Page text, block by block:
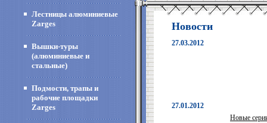
Лестницы алюминиевые
Zarges
Вышки-туры
(алюминиевые и
стальные)
Подмости, трапы и
рабочие площадки
Zarges
Новости
27.03.2012
27.01.2012
Новые